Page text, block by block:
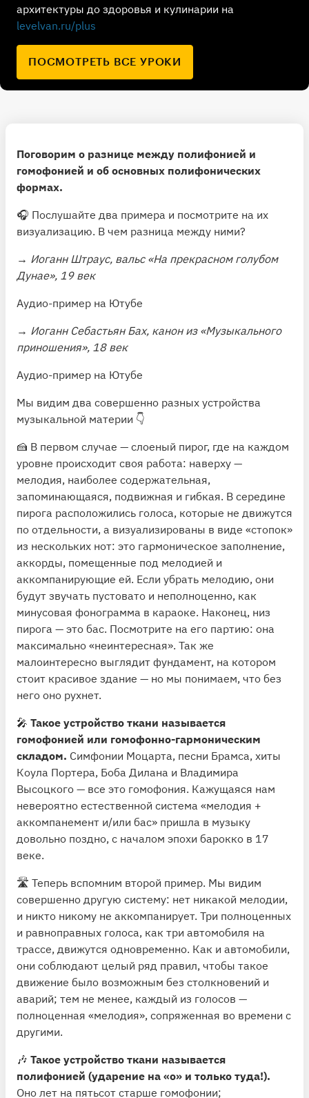
архитектуры до здоровья и кулинарии на
levelvan.ru/plus
ПОСМОТРЕТЬ ВСЕ УРОКИ
Поговорим о разнице между полифонией и
гомофонией и об основных полифонических
формах.
🎧 Послушайте два примера и посмотрите на их
визуализацию. В чем разница между ними?
→ Иоганн Штраус, вальс «На прекрасном голубом
Дунае», 19 век
Аудио-пример на Ютубе
→ Иоганн Себастьян Бах, канон из «Музыкального
приношения», 18 век
Аудио-пример на Ютубе
Мы видим два совершенно разных устройства
музыкальной материи 👇
🍰 В первом случае — слоеный пирог, где на каждом
уровне происходит своя работа: наверху —
мелодия, наиболее содержательная,
запоминающаяся, подвижная и гибкая. В середине
пирога расположились голоса, которые не движутся
по отдельности, а визуализированы в виде «стопок»
из нескольких нот: это гармоническое заполнение,
аккорды, помещенные под мелодией и
аккомпанирующие ей. Если убрать мелодию, они
будут звучать пустовато и неполноценно, как
минусовая фонограмма в караоке. Наконец, низ
пирога — это бас. Посмотрите на его партию: она
максимально «неинтересная». Так же
малоинтересно выглядит фундамент, на котором
стоит красивое здание — но мы понимаем, что без
него оно рухнет.
🎤 Такое устройство ткани называется
гомофонией или гомофонно-гармоническим
складом. Симфонии Моцарта, песни Брамса, хиты
Коула Портера, Боба Дилана и Владимира
Высоцкого — все это гомофония. Кажущаяся нам
невероятно естественной система «мелодия +
аккомпанемент и/или бас» пришла в музыку
довольно поздно, с началом эпохи барокко в 17
веке.
🛣 Теперь вспомним второй пример. Мы видим
совершенно другую систему: нет никакой мелодии,
и никто никому не аккомпанирует. Три полноценных
и равноправных голоса, как три автомобиля на
трассе, движутся одновременно. Как и автомобили,
они соблюдают целый ряд правил, чтобы такое
движение было возможным без столкновений и
аварий; тем не менее, каждый из голосов —
полноценная «мелодия», сопряженная во времени с
другими.
🎶 Такое устройство ткани называется
полифонией (ударение на «о» и только туда!).
Оно лет на пятьсот старше гомофонии;